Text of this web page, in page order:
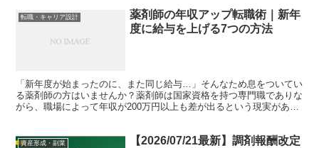
転職・キャリア設計
薬剤師の年収アップ転職術｜新年
度に給与を上げる7つの方法
「新年度が始まったのに、また同じ給与…」そんなため息をついてい
る薬剤師の方はいませんか？薬剤師は国家資格を持つ専門職でありな
がら、職場によって年収が200万円以上も差が出るという現実があり
資産形成・副業
【2026/07/21最新】調剤報酬改定